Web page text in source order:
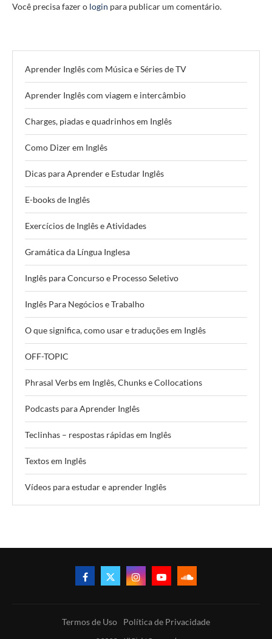
Você precisa fazer o login para publicar um comentário.
Aprender Inglês com Música e Séries de TV
Aprender Inglês com viagem e intercâmbio
Charges, piadas e quadrinhos em Inglês
Como Dizer em Inglês
Dicas para Aprender e Estudar Inglês
E-books de Inglês
Exercícios de Inglês e Atividades
Gramática da Língua Inglesa
Inglês para Concurso e Processo Seletivo
Inglês Para Negócios e Trabalho
O que significa, como usar e traduções em Inglês
OFF-TOPIC
Phrasal Verbs em Inglês, Chunks e Collocations
Podcasts para Aprender Inglês
Teclinhas – respostas rápidas em Inglês
Textos em Inglês
Vídeos para estudar e aprender Inglês
Termos de Uso Política de Privacidade